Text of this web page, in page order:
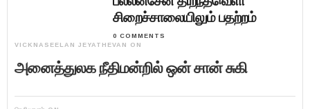
சிறைச்சாலையிலும் பதற்றம்
0 COMMENTS
VICKNASEELAN JEYATHEVAN
ON
அனைத்துலக நீதிமன்றில் ஒன் சான் சுகி